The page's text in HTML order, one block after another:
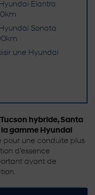
Elantra
Sonata
une Hyundai
hybride, Santa
gamme Hyundai
pour une conduite plus
d’essence
avant de